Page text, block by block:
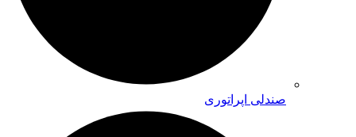
صندلی اپراتوری